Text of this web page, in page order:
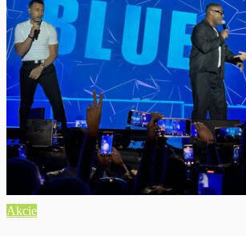
Akcie